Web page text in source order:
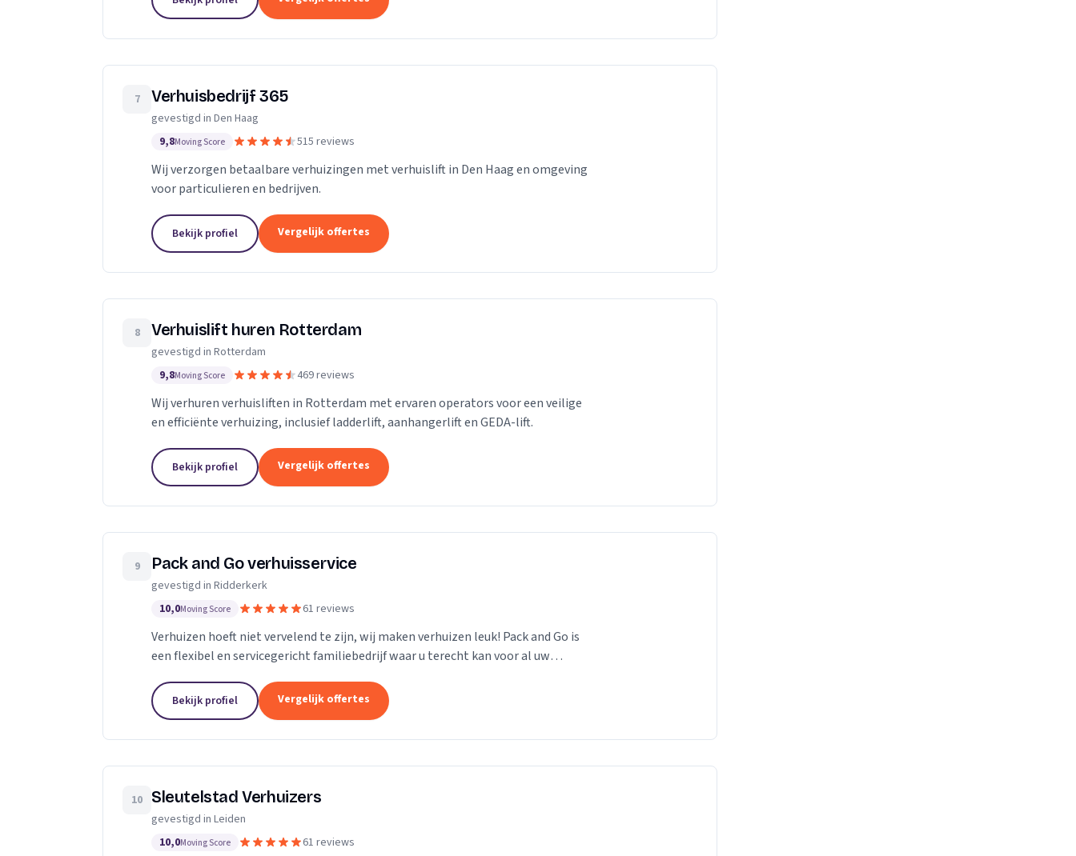
7 Verhuisbedrijf 365
gevestigd in Den Haag
9,8Moving Score 515 reviews
Wij verzorgen betaalbare verhuizingen met verhuislift in Den Haag en omgeving
voor particulieren en bedrijven.
Bekijk profiel Vergelijk offertes
8 Verhuislift huren Rotterdam
gevestigd in Rotterdam
9,8Moving Score 469 reviews
Wij verhuren verhuisliften in Rotterdam met ervaren operators voor een veilige
en efficiënte verhuizing, inclusief ladderlift, aanhangerlift en GEDA-lift.
Bekijk profiel Vergelijk offertes
9 Pack and Go verhuisservice
gevestigd in Ridderkerk
10,0Moving Score 61 reviews
Verhuizen hoeft niet vervelend te zijn, wij maken verhuizen leuk! Pack and Go is
een flexibel en servicegericht familiebedrijf waar u terecht kan voor al uw
Bekijk profiel Vergelijk offertes
10 Sleutelstad Verhuizers
gevestigd in Leiden
10,0Moving Score 61 reviews